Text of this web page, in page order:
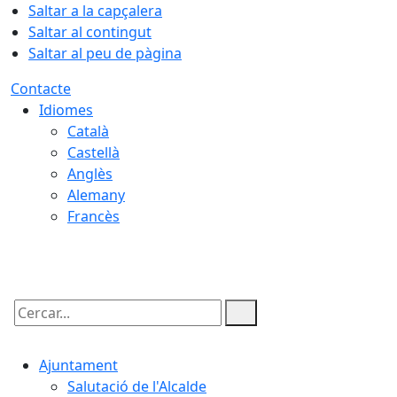
Saltar a la capçalera
Saltar al contingut
Saltar al peu de pàgina
Contacte
Idiomes
Català
Castellà
Anglès
Alemany
Francès
Cercar:
Ajuntament
Salutació de l'Alcalde